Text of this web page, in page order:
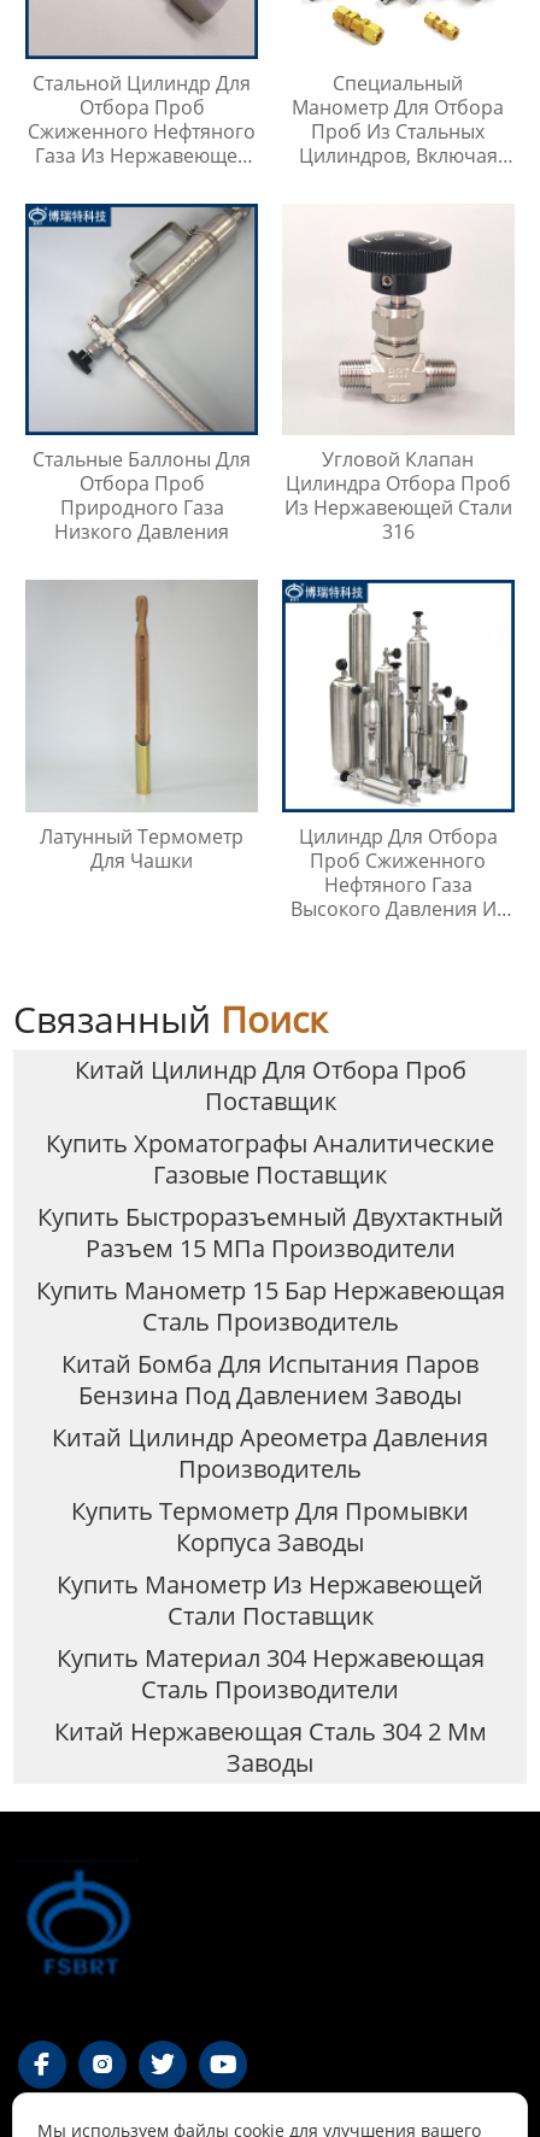
Стальной Цилиндр Для
Отбора Проб
Сжиженного Нефтяного
Газа Из Нержавеющей
Быстрого Соединителя
Специальный
Манометр Для Отбора
Проб Из Стальных
Цилиндров, Включая
Стальные Баллоны Для
Отбора Проб
Природного Газа
Низкого Давления
Угловой Клапан
Цилиндра Отбора Проб
Из Нержавеющей Стали
316
Латунный Термометр
Для Чашки
Цилиндр Для Отбора
Проб Сжиженного
Нефтяного Газа
Высокого Давления Из
Связанный Поиск
Китай Цилиндр Для Отбора Проб
Поставщик
Купить Хроматографы Аналитические
Газовые Поставщик
Купить Быстроразъемный Двухтактный
Разъем 15 МПа Производители
Купить Манометр 15 Бар Нержавеющая
Сталь Производитель
Китай Бомба Для Испытания Паров
Бензина Под Давлением Заводы
Китай Цилиндр Ареометра Давления
Производитель
Купить Термометр Для Промывки
Корпуса Заводы
Купить Манометр Из Нержавеющей
Стали Поставщик
Купить Материал 304 Нержавеющая
Сталь Производители
Китай Нержавеющая Сталь 304 2 Мм
Заводы
   
Мы используем файлы cookie для улучшения вашего